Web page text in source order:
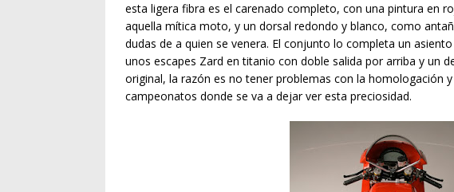
esta ligera fibra es el carenado completo, con una pintura en
aquella mítica moto, y un dorsal redondo y blanco, como
dudas de a quien se venera. El conjunto lo completa un
unos escapes Zard en titanio con doble salida por arriba y un
original, la razón es no tener problemas con la homologación
campeonatos donde se va a dejar ver esta preciosidad.